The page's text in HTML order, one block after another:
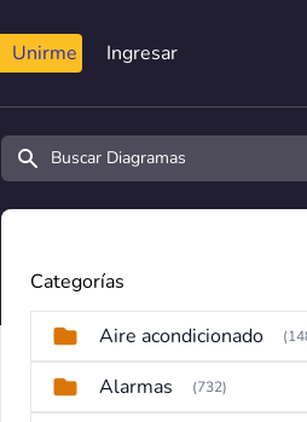
Unirme Ingresar
Buscar diagramas y manuales
Categorías
Aire acondicionado
Alarmas (732)